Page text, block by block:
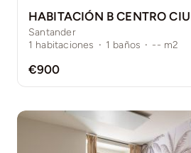
HABITACIÓN B CENTRO
Santander
1 habitaciones · 1 baños · -- m2
€900